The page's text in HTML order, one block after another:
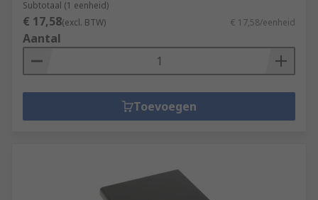
Subtotaal (1 eenheid)
€ 17,58(excl. BTW) € 17,58/eenheid
Aantal
Toevoegen